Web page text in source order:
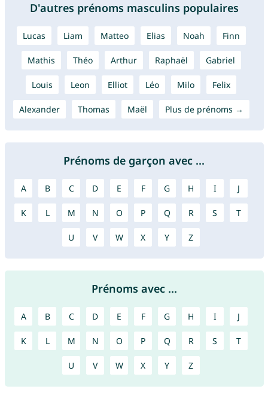
D'autres prénoms masculins populaires
Lucas Liam Matteo Elias Noah Finn
Mathis Théo Arthur Raphaël Gabriel
Louis Leon Elliot Léo Milo Felix
Alexander Thomas Maël Plus de prénoms →
Prénoms de garçon avec ...
A B C D E F G H I J
K L M N O P Q R S T
U V W X Y Z
Prénoms avec ...
A B C D E F G H I J
K L M N O P Q R S T
U V W X Y Z